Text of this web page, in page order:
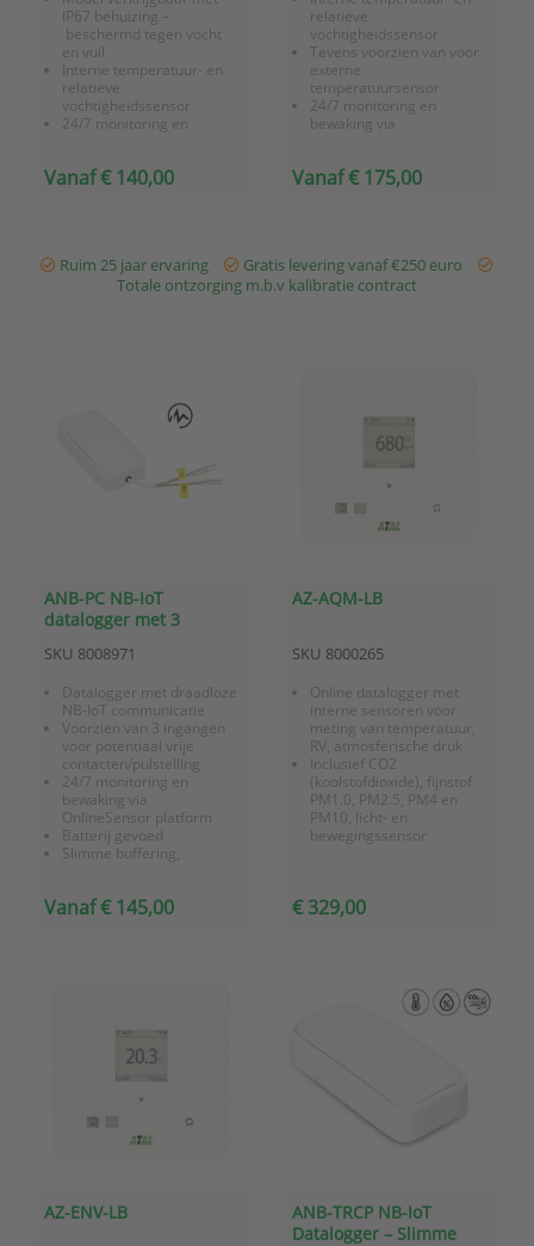
IP67 behuizing –
beschermd tegen vocht
en vuil
Interne temperatuur- en
relatieve
vochtigheidssensor
24/7 monitoring en
Slimme buffering,
Vanaf € 140,00
relatieve
vochtigheidssensor
Tevens voorzien van voor
externe
temperatuursensor
24/7 monitoring en
bewaking via
geheugen voor 40.000
Vanaf € 175,00
Ruim 25 jaar ervaring
Gratis levering vanaf €250 euro
Totale ontzorging m.b.v kalibratie contract
ANB-PC NB-IoT
datalogger met 3
SKU 8008971
Datalogger met draadloze
NB-IoT communicatie
Voorzien van 3 ingangen
voor potentiaal vrije
contacten/pulstelling
24/7 monitoring en
bewaking via
OnlineSensor platform
Batterij gevoed
Slimme buffering,
Vanaf € 145,00
AZ-AQM-LB
SKU 8000265
Online datalogger met
interne sensoren voor
meting van temperatuur,
RV, atmosferische druk
Inclusief CO2
(koolstofdioxide), fijnstof
PM1.0, PM2.5, PM4 en
PM10, licht- en
bewegingssensor
€ 329,00
AZ-ENV-LB
ANB-TRCP NB-IoT
Datalogger – Slimme